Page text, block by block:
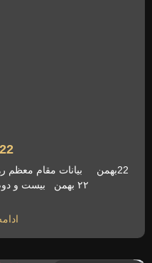
22بهمن بیانات مقام معظم
۲۲ بهمن بیست و دوم بهمن، در حکم عید غدیر